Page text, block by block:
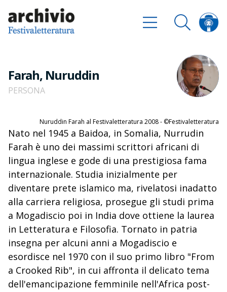
Farah, Nuruddin
PERSONA
Nuruddin Farah al Festivaletteratura 2008 - ©Festivaletteratura
Nato nel 1945 a Baidoa, in Somalia, Nurrudin
Farah è uno dei massimi scrittori africani di
lingua inglese e gode di una prestigiosa fama
internazionale. Studia inizialmente per
diventare prete islamico ma, rivelatosi inadatto
alla carriera religiosa, prosegue gli studi prima
a Mogadiscio poi in India dove ottiene la laurea
in Letteratura e Filosofia. Tornato in patria
insegna per alcuni anni a Mogadiscio e
esordisce nel 1970 con il suo primo libro "From
a Crooked Rib", in cui affronta il delicato tema
dell'emancipazione femminile nell'Africa post-